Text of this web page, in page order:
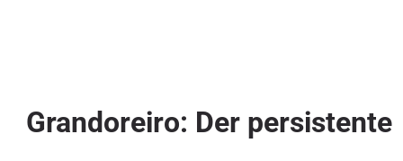
Grandoreiro: Der persistente